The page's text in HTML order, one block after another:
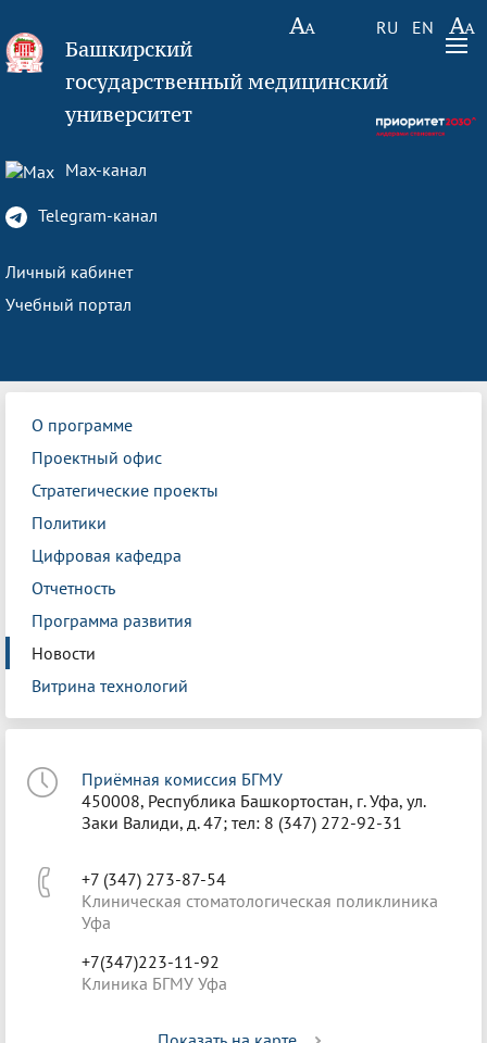
RU EN
Башкирский
государственный медицинский
университет
Max-канал
Telegram-канал
Личный кабинет
Учебный портал
О программе
Проектный офис
Стратегические проекты
Политики
Цифровая кафедра
Отчетность
Программа развития
Новости
Витрина технологий
Приёмная комиссия БГМУ
450008, Республика Башкортостан, г. Уфа, ул.
Заки Валиди, д. 47; тел: 8 (347) 272-92-31
+7 (347) 273-87-54
Клиническая стоматологическая поликлиника
Уфа
+7(347)223-11-92
Клиника БГМУ Уфа